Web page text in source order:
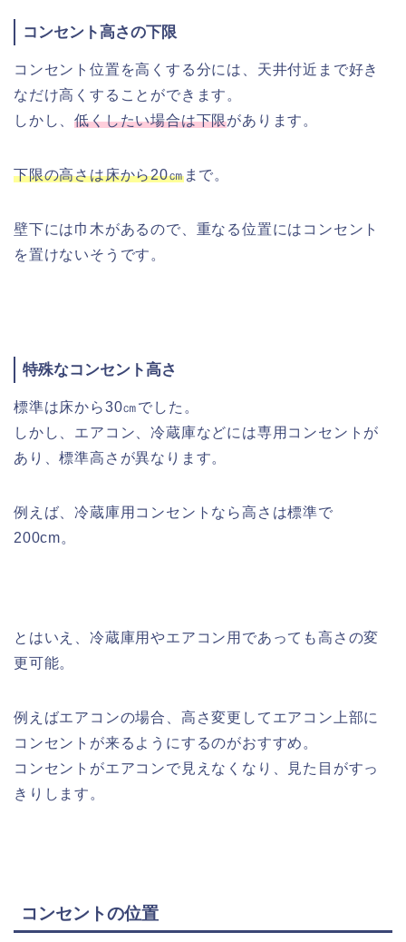
コンセント高さの下限
コンセント位置を高くする分には、天井付近まで好き
なだけ高くすることができます。
しかし、低くしたい場合は下限があります。
下限の高さは床から20㎝まで。
壁下には巾木があるので、重なる位置にはコンセント
を置けないそうです。
特殊なコンセント高さ
標準は床から30㎝でした。
しかし、エアコン、冷蔵庫などには専用コンセントが
あり、標準高さが異なります。
例えば、冷蔵庫用コンセントなら高さは標準で
200cm。
とはいえ、冷蔵庫用やエアコン用であっても高さの変
更可能。
例えばエアコンの場合、高さ変更してエアコン上部に
コンセントが来るようにするのがおすすめ。
コンセントがエアコンで見えなくなり、見た目がすっ
きりします。
コンセントの位置